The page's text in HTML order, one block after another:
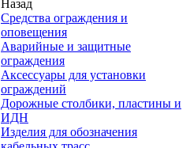
Назад
Средства ограждения и
оповещения
Аварийные и защитные
ограждения
Аксессуары для установки
ограждений
Дорожные столбики, пластины и
ИДН
Изделия для обозначения